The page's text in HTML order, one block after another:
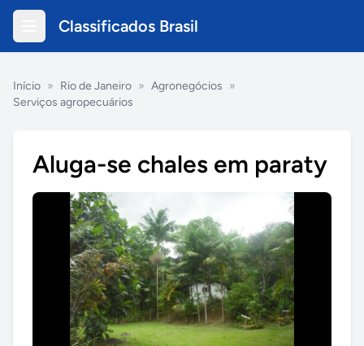
Classificados Brasil
Início » Rio de Janeiro » Agronegócios »
Serviços agropecuários
Aluga-se chales em paraty